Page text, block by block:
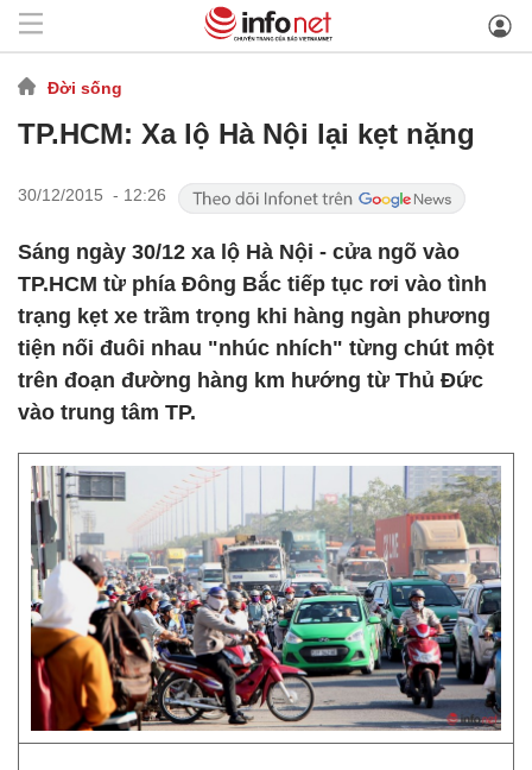
Đời sống
TP.HCM: Xa lộ Hà Nội lại kẹt nặng
30/12/2015 - 12:26
Sáng ngày 30/12 xa lộ Hà Nội - cửa ngõ vào
TP.HCM từ phía Đông Bắc tiếp tục rơi vào tình
trạng kẹt xe trầm trọng khi hàng ngàn phương
tiện nối đuôi nhau "nhúc nhích" từng chút một
trên đoạn đường hàng km hướng từ Thủ Đức
vào trung tâm TP.